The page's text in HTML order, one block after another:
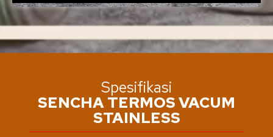
Spesifikasi
SENCHA TERMOS VACUM
STAINLESS